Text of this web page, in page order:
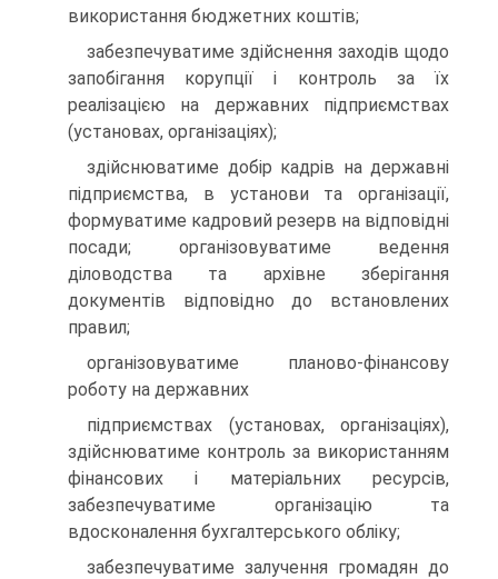
використання бюджетних коштів;
забезпечуватиме здійснення заходів щодо
запобігання корупції і контроль за їх
реалізацією на державних підприємствах
(установах, організаціях);
здійснюватиме добір кадрів на державні
підприємства, в установи та організації,
формуватиме кадровий резерв на відповідні
посади; організовуватиме ведення
діловодства та архівне зберігання
документів відповідно до встановлених
правил;
організовуватиме планово-фінансову
роботу на державних
підприємствах (установах, організаціях),
здійснюватиме контроль за використанням
фінансових і матеріальних ресурсів,
забезпечуватиме організацію та
вдосконалення бухгалтерського обліку;
забезпечуватиме залучення громадян до